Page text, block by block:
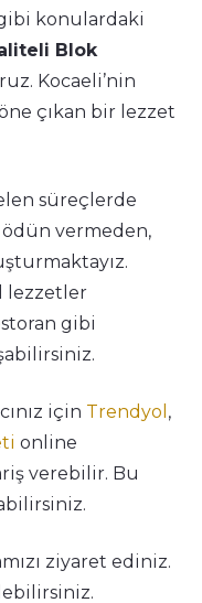
konulardaki
Blok
Kocaeli’nin
çıkan bir lezzet
süreçlerde
vermeden,
lezzetler
gibi
için Trendyol ,
online
verebilir. Bu
ziyaret ediniz.